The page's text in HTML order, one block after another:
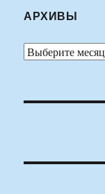
АРХИВЫ
Архивы